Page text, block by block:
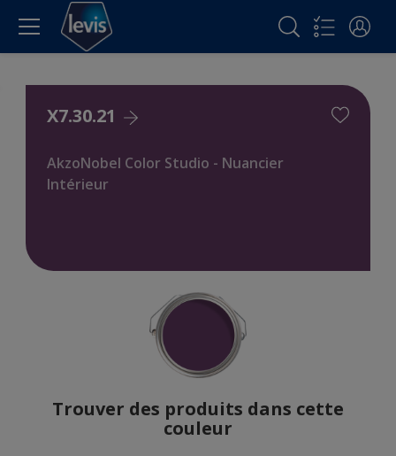
X7.30.21
AkzoNobel Color Studio - Nuancier
Intérieur
Trouver des produits dans cette
couleur